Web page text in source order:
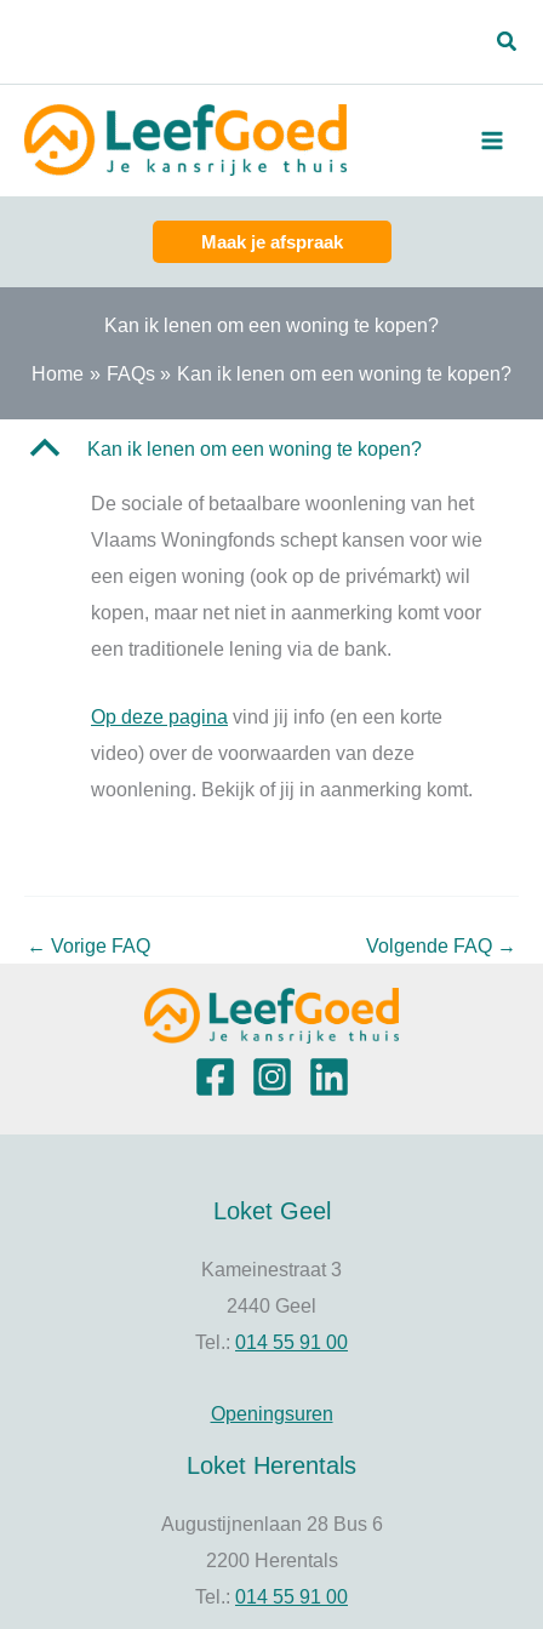
de
inhoud
Maak je afspraak
Kan ik lenen om een woning te kopen?
Home FAQs Kan ik lenen om een woning te kopen?
B Kan ik lenen om een woning te kopen?
De sociale of betaalbare woonlening van het
Vlaams Woningfonds schept kansen voor wie
een eigen woning (ook op de privémarkt) wil
kopen, maar net niet in aanmerking komt voor
een traditionele lening via de bank.
Op deze pagina vind jij info (en een korte
video) over de voorwaarden van deze
woonlening. Bekijk of jij in aanmerking komt.
← Vorige FAQ Volgende FAQ →
Loket Geel
Kameinestraat 3
2440 Geel
Tel.: 014 55 91 00
Openingsuren
Loket Herentals
Augustijnenlaan 28 Bus 6
2200 Herentals
Tel.: 014 55 91 00